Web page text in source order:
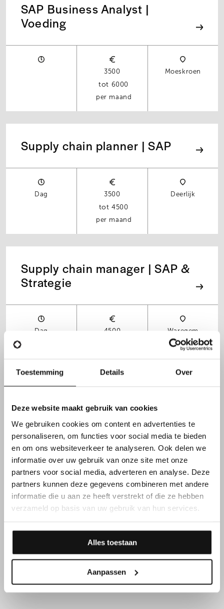
Toestemming Details Over
Deze website maakt gebruik van cookies
We gebruiken cookies om content en advertenties te
personaliseren, om functies voor social media te bieden
en om ons websiteverkeer te analyseren. Ook delen we
informatie over uw gebruik van onze site met onze
partners voor social media, adverteren en analyse. Deze
partners kunnen deze gegevens combineren met andere
informatie die u aan ze heeft verstrekt of die ze hebben
verzameld op basis van uw gebruik van hun services.
Alles toestaan
Aanpassen
SAP Business Analyst |
Voeding
3500
6000
per maand
Moeskroen
Supply chain planner | SAP
Dag
3500
4500
per maand
Deerlijk
Supply chain manager | SAP &
Strategie
Dag
4500
Waregem
Supply Chain Manager | SAP &
Strategie
4500
per maand
Waregem
1 - 4van 4